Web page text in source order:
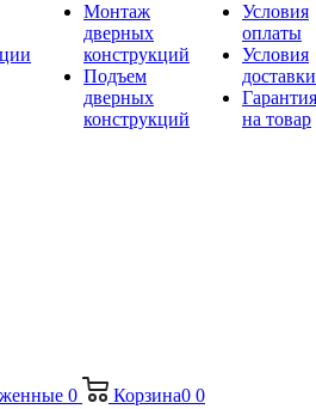
Монтаж
дверных
конструкций
Подъем
дверных
конструкций
Условия
оплаты
Условия
доставки
Гарантия
на товар
0 Корзина0 0